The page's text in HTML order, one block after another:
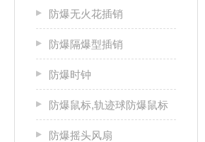
防爆无火花插销
防爆隔爆型插销
防爆时钟
防爆鼠标,轨迹球防爆鼠标
防爆摇头风扇